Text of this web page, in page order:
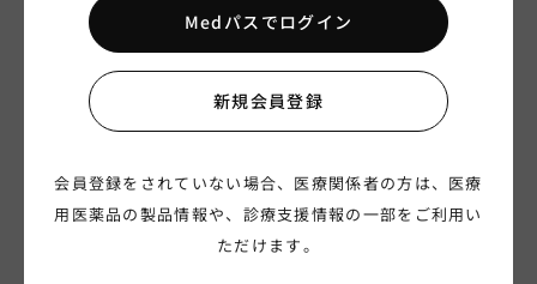
夫のキモチ 妻のココロ
（HAL1147）
毎日のヘアケア・スキンケア
のヒント（HAL1172）
子宮体がんの患者様にお使いいただくための指導箋をPDFでご
覧いただくことができます。
Medパスでログイン
新規会員登録
会員登録をされていない場合、医療関係者の方は、医療
用医薬品の製品情報や、診療支援情報の一部をご利用い
ただけます。